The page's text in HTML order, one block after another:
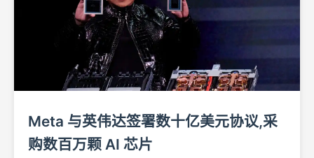
Meta 与英伟达签署数十亿美元协议,采
购数百万颗 AI 芯片